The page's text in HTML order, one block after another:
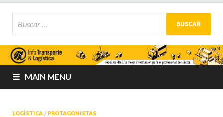
MAIN MENU
LOGÍSTICA / PROTAGONISTAS